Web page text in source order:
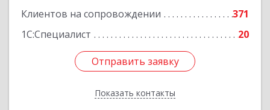
Клиентов на сопровождении
371
1С:Специалист
20
Отправить заявку
Показать контакты
Отправить заявку
Назад